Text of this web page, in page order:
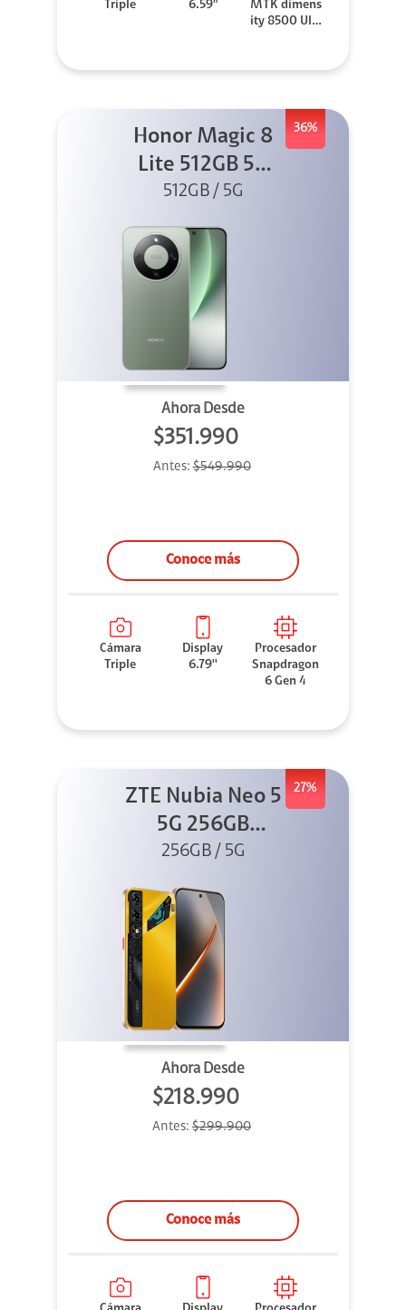
Triple
6.59"
MTK dimens
ity 8500 Ultr
36%
Honor Magic 8
Lite 512GB 5G
Verde
512GB / 5G
Ahora Desde
$351.990
Antes:$549.990
Conoce más
Cámara
Triple
Display
6.79''
Procesador
Snapdragon
6 Gen 4
27%
ZTE Nubia Neo 5
5G 256GB
Dorado
256GB / 5G
Ahora Desde
$218.990
Antes: $299.900
Conoce más